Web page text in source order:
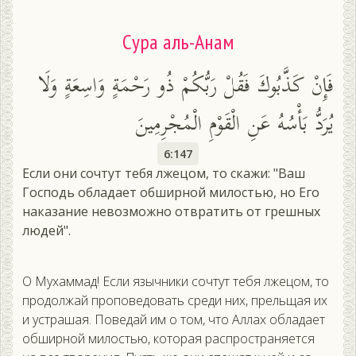
Сура аль-Анам
فَإِنْ كَذَّبُوكَ فَقُلْ رَبُّكُمْ ذُو رَحْمَةٍ وَاسِعَةٍ وَلَا
يُرَدُّ بَأْسُهُ عَنِ الْقَوْمِ الْمُجْرِمِينَ
6:147
Если они сочтут тебя лжецом, то скажи: "Ваш
Господь обладает обширной милостью, но Его
наказание невозможно отвратить от грешных
людей".
О Му­хам­мад! Ес­ли языч­ни­ки соч­тут те­бя лже­цом, то
про­дол­жай про­пове­довать сре­ди них, прель­щая их
и ус­тра­шая. По­ведай им о том, что Ал­лах об­ла­да­ет
об­ширной ми­лостью, ко­торая рас­простра­ня­ет­ся